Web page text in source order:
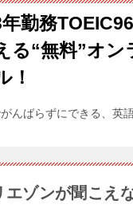
勤務
る“無料”オン
！
んばらずにできる、英
エゾンが聞こえ